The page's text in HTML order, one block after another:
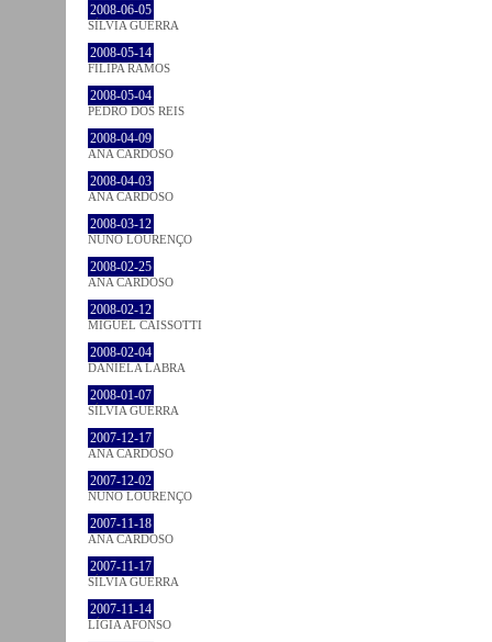
2008-06-05
SÍLVIA GUERRA
2008-05-14
FILIPA RAMOS
2008-05-04
PEDRO DOS REIS
2008-04-09
ANA CARDOSO
2008-04-03
ANA CARDOSO
2008-03-12
NUNO LOURENÇO
2008-02-25
ANA CARDOSO
2008-02-12
MIGUEL CAISSOTTI
2008-02-04
DANIELA LABRA
2008-01-07
SÍLVIA GUERRA
2007-12-17
ANA CARDOSO
2007-12-02
NUNO LOURENÇO
2007-11-18
ANA CARDOSO
2007-11-17
SÍLVIA GUERRA
2007-11-14
LÍGIA AFONSO